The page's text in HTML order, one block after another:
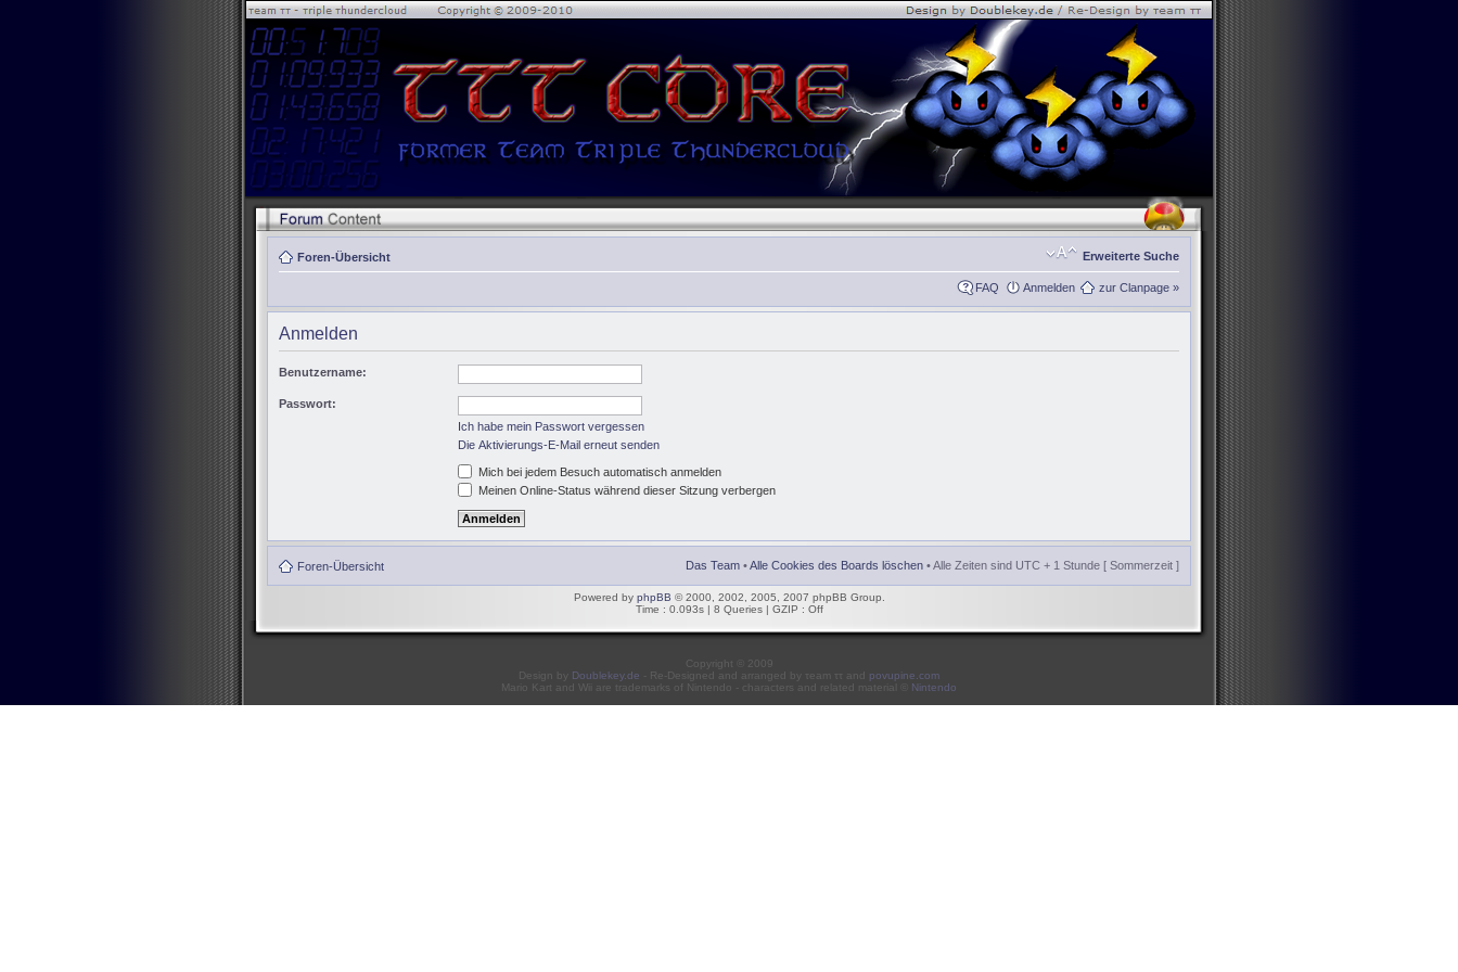
Foren-Übersicht Erweiterte Suche
FAQ Anmelden zur Clanpage »
Anmelden
Benutzername:
Passwort:
Ich habe mein Passwort vergessen
Die Aktivierungs-E-Mail erneut senden
Mich bei jedem Besuch automatisch anmelden
Meinen Online-Status während dieser Sitzung verbergen
Foren-Übersicht Das Team •Alle Cookies des Boards löschen • Alle Zeiten sind UTC + 1 Stunde [ Sommerzeit ]
Powered by phpBB © 2000, 2002, 2005, 2007 phpBB Group.
Time : 0.093s | 8 Queries | GZIP : Off
Copyright © 2009
Design by Doublekey.de - Re-Designed and arranged by τeam ττ and povupine.com
Mario Kart and Wii are trademarks of Nintendo - characters and related material © Nintendo